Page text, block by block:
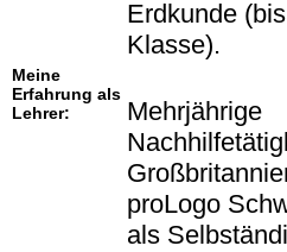
Erdkunde
Klasse).
Meine
Erfahrung als
Lehrer:
Mehrjährige
proLogo
als